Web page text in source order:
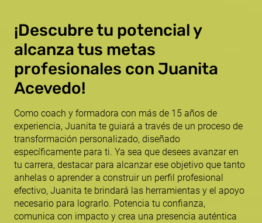
¡Descubre tu potencial y
alcanza tus metas
profesionales con Juanita
Acevedo!
Como coach y formadora con más de 15 años de
experiencia, Juanita te guiará a través de un proceso de
transformación personalizado, diseñado
específicamente para ti. Ya sea que desees avanzar en
tu carrera, destacar para alcanzar ese objetivo que tanto
anhelas o aprender a construir un perfil profesional
efectivo, Juanita te brindará las herramientas y el apoyo
necesario para lograrlo. Potencia tu confianza,
comunica con impacto y crea una presencia auténtica